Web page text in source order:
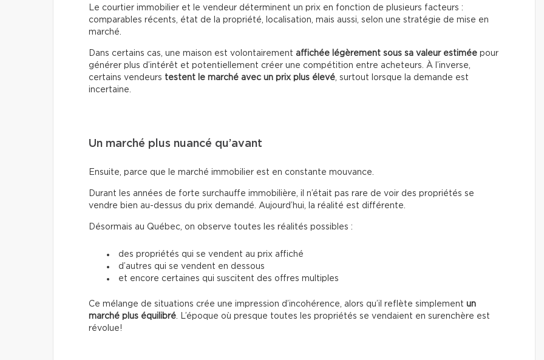
Le courtier immobilier et le vendeur déterminent un prix en fonction de plusieurs facteurs :
comparables récents, état de la propriété, localisation, mais aussi, selon une stratégie de mise en
marché.
Dans certains cas, une maison est volontairement affichée légèrement sous sa valeur estimée pour
générer plus d’intérêt et potentiellement créer une compétition entre acheteurs. À l’inverse,
certains vendeurs testent le marché avec un prix plus élevé , surtout lorsque la demande est
incertaine.
Un marché plus nuancé qu’avant
Ensuite, parce que le marché immobilier est en constante mouvance.
Durant les années de forte surchauffe immobilière, il n’était pas rare de voir des propriétés se
vendre bien au-dessus du prix demandé. Aujourd’hui, la réalité est différente.
Désormais au Québec, on observe toutes les réalités possibles :
des propriétés qui se vendent au prix affiché
d’autres qui se vendent en dessous
et encore certaines qui suscitent des offres multiples
Ce mélange de situations crée une impression d’incohérence, alors qu’il reflète simplement un
marché plus équilibré . L’époque où presque toutes les propriétés se vendaient en surenchère est
révolue!